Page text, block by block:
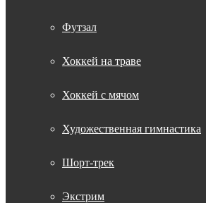
Футзал
Хоккей на траве
Хоккей с мячом
Художественная гимнастика
Шорт-трек
Экстрим